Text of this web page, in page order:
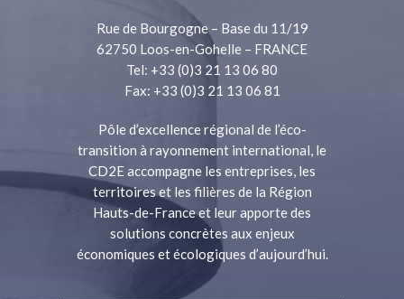
Rue de Bourgogne – Base du 11/19
62750 Loos-en-Gohelle – FRANCE
Tel: +33 (0)3 21 13 06 80
Fax: +33 (0)3 21 13 06 81
Pôle d’excellence régional de l’éco-
transition à rayonnement international, le
CD2E accompagne les entreprises, les
territoires et les filières de la Région
Hauts-de-France et leur apporte des
solutions concrètes aux enjeux
économiques et écologiques d’aujourd’hui.